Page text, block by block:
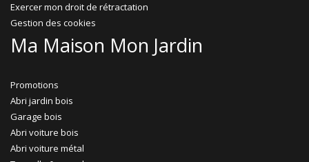
Exercer mon droit de rétractation
Gestion des cookies
Ma Maison Mon Jardin
Promotions
Abri jardin bois
Garage bois
Abri voiture bois
Abri voiture métal